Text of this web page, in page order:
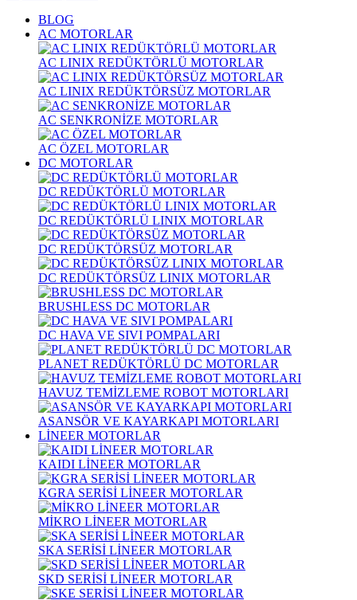
BLOG
AC MOTORLAR
AC LINIX REDÜKTÖRLÜ MOTORLAR
AC LINIX REDÜKTÖRSÜZ MOTORLAR
AC SENKRONİZE MOTORLAR
AC ÖZEL MOTORLAR
DC MOTORLAR
DC REDÜKTÖRLÜ MOTORLAR
DC REDÜKTÖRLÜ LINIX MOTORLAR
DC REDÜKTÖRSÜZ MOTORLAR
DC REDÜKTÖRSÜZ LINIX MOTORLAR
BRUSHLESS DC MOTORLAR
DC HAVA VE SIVI POMPALARI
PLANET REDÜKTÖRLÜ DC MOTORLAR
HAVUZ TEMİZLEME ROBOT MOTORLARI
ASANSÖR VE KAYARKAPI MOTORLARI
LİNEER MOTORLAR
KAIDI LİNEER MOTORLAR
KGRA SERİSİ LİNEER MOTORLAR
MİKRO LİNEER MOTORLAR
SKA SERİSİ LİNEER MOTORLAR
SKD SERİSİ LİNEER MOTORLAR